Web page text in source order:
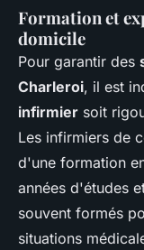
Formation et
domicile
Pour garantir des
Charleroi, il est
infirmier soit
Les infirmiers de
d'une formation
années d'études
souvent formés
situations